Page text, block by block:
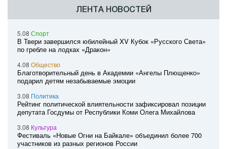
ЛЕНТА НОВОСТЕЙ
5.08 Спорт
В Твери завершился юбилейный XV Кубок «Русского Света»
по гребле на лодках «Дракон»
4.08 Общество
Благотворительный день в Академии «Ангелы Плющенко»
подарил детям незабываемые эмоции
3.08 Политика
Рейтинг политической влиятельности зафиксировал позиции
депутата Госдумы от Республики Коми Олега Михайлова
3.08 Культура
Фестиваль «Новые Огни на Байкале» объединил более 700
участников из разных регионов России